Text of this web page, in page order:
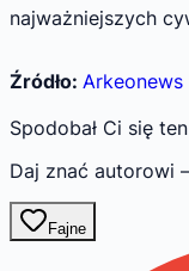
najważniejszych
Źródło: Arkeonews
Spodobał Ci się
Daj znać autorowi
Fajne